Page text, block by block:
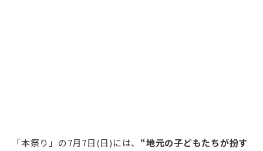
「本祭り」の7月7日(日)には、 “地元の子どもたちが扮す